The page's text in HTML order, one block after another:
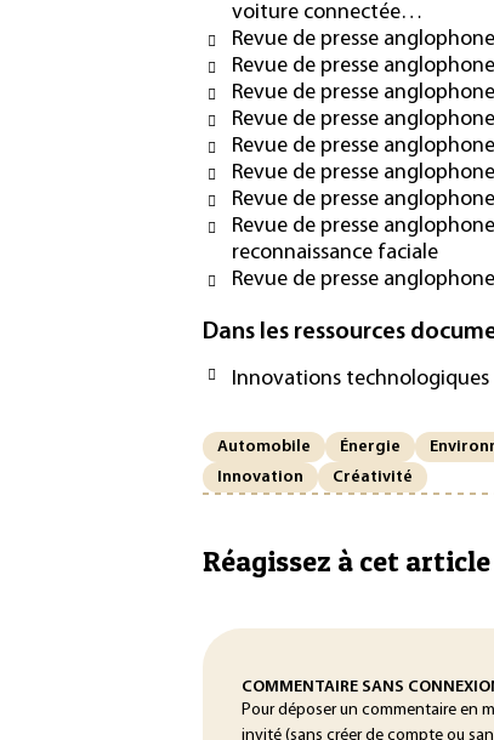
voiture connectée…
Revue de presse
Revue de presse
Revue de presse
Revue de presse
Revue de presse
Revue de presse
Revue de presse
Revue de presse
reconnaissance faciale
Revue de presse
Dans les ressources
Innovations technologiques
Automobile Énergie
Innovation
Créativité
Réagissez à cet article
COMMENTAIRE SANS
Pour déposer un commentaire en
invité (sans créer de compte ou